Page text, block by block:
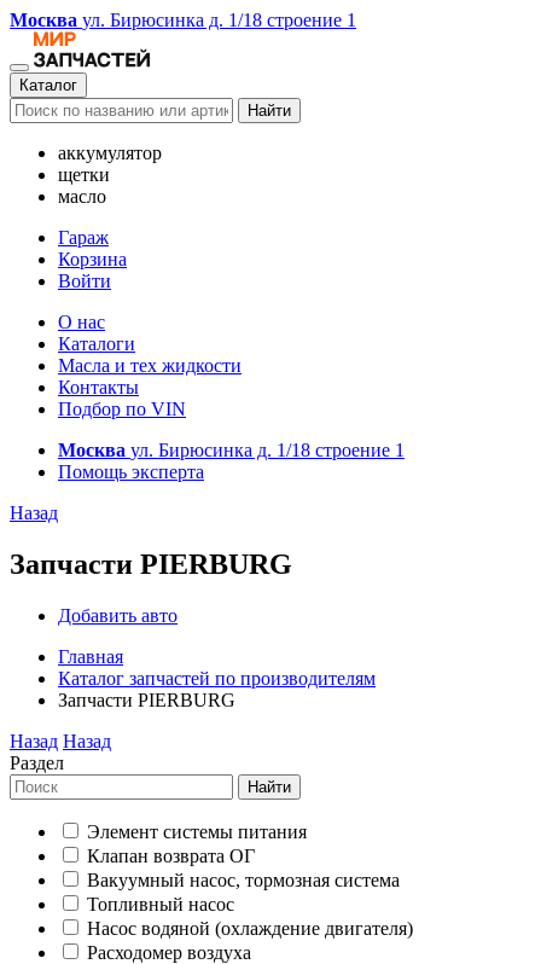
Москва ул. Бирюсинка д. 1/18 строение 1
Каталог
Найти
аккумулятор
щетки
масло
Гараж
Корзина
Войти
О нас
Каталоги
Масла и тех жидкости
Контакты
Подбор по VIN
Москва ул. Бирюсинка д. 1/18 строение 1
Помощь эксперта
Назад
Запчасти PIERBURG
Добавить авто
Главная
Каталог запчастей по производителям
Запчасти PIERBURG
Назад Назад
Раздел
Найти
Элемент системы питания
Клапан возврата ОГ
Вакуумный насос, тормозная система
Топливный насос
Насос водяной (охлаждение двигателя)
Расходомер воздуха